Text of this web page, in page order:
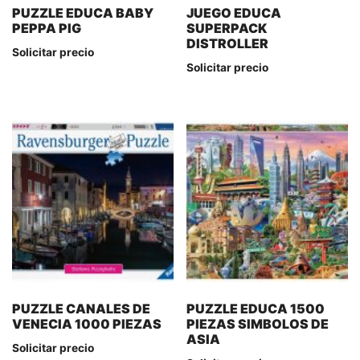
PUZZLE EDUCA BABY
PEPPA PIG
Solicitar precio
JUEGO EDUCA
SUPERPACK
DISTROLLER
Solicitar precio
PUZZLE CANALES DE
VENECIA 1000 PIEZAS
Solicitar precio
PUZZLE EDUCA 1500
PIEZAS SIMBOLOS DE
ASIA